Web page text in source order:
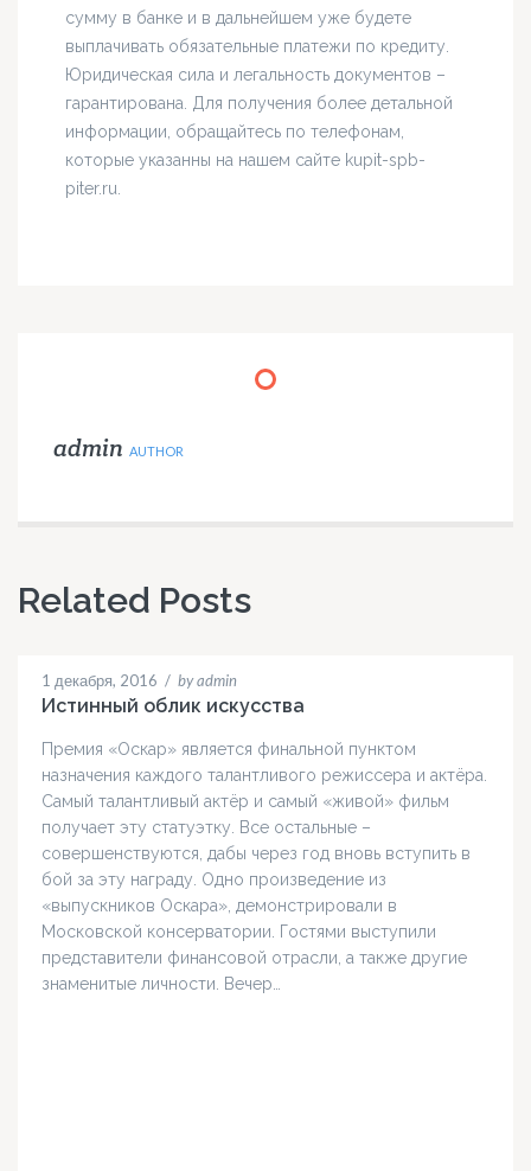
сумму в банке и в дальнейшем уже будете
выплачивать обязательные платежи по кредиту.
Юридическая сила и легальность документов –
гарантирована. Для получения более детальной
информации, обращайтесь по телефонам,
которые указанны на нашем сайте kupit-spb-
piter.ru.
admin AUTHOR
Related Posts
1 декабря, 2016 / by admin
Истинный облик искусства
Премия «Оскар» является финальной пунктом
назначения каждого талантливого режиссера и актёра.
Самый талантливый актёр и самый «живой» фильм
получает эту статуэтку. Все остальные –
совершенствуются, дабы через год вновь вступить в
бой за эту награду. Одно произведение из
«выпускников Оскара», демонстрировали в
Московской консерватории. Гостями выступили
представители финансовой отрасли, а также другие
знаменитые личности. Вечер…